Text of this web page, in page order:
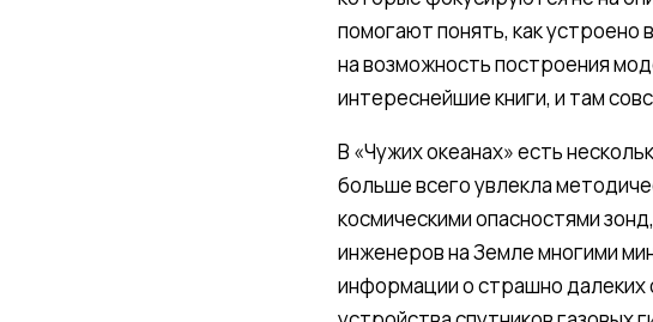
помогают понять, как устроено
на возможность построения
интереснейшие книги, и там
В «Чужих океанах» есть
больше всего увлекла
космическими опасностями
инженеров на Земле многими
информации о страшно далеких